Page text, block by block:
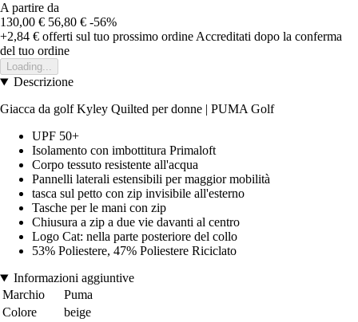
A partire da
130,00 € 56,80 € -56%
+2,84 € offerti sul tuo prossimo ordine Accreditati dopo la conferma
del tuo ordine
Loading...
Descrizione
Giacca da golf Kyley Quilted per donne | PUMA Golf
UPF 50+
Isolamento con imbottitura Primaloft
Corpo tessuto resistente all'acqua
Pannelli laterali estensibili per maggior mobilità
tasca sul petto con zip invisibile all'esterno
Tasche per le mani con zip
Chiusura a zip a due vie davanti al centro
Logo Cat: nella parte posteriore del collo
53% Poliestere, 47% Poliestere Riciclato
Informazioni aggiuntive
Marchio
Puma
Colore
beige